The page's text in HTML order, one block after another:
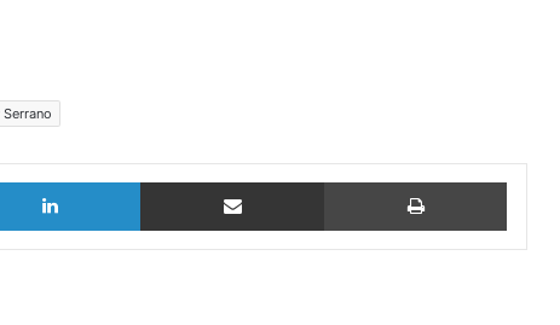
Serrano
LinkedIn vía email